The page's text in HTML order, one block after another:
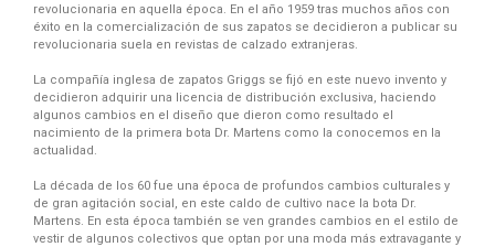
revolucionaria en aquella época. En el año 1959 tras muchos años con
éxito en la comercialización de sus zapatos se decidieron a publicar su
revolucionaria suela en revistas de calzado extranjeras.
La compañía inglesa de zapatos Griggs se fijó en este nuevo invento y
decidieron adquirir una licencia de distribución exclusiva, haciendo
algunos cambios en el diseño que dieron como resultado el
nacimiento de la primera bota Dr. Martens como la conocemos en la
actualidad.
La década de los 60 fue una época de profundos cambios culturales y
de gran agitación social, en este caldo de cultivo nace la bota Dr.
Martens. En esta época también se ven grandes cambios en el estilo de
vestir de algunos colectivos que optan por una moda más extravagante y